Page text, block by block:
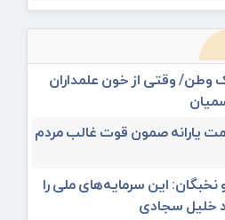
وطن/ وقتی از خون علمداران
قیمت یارانه صمون قوت غالب مردم
این سرمایه‌های ملی را
خلیل سجادی